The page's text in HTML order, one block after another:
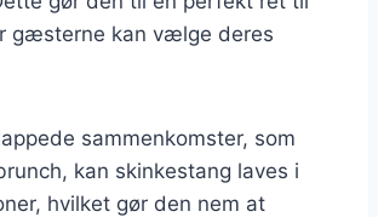
gæsterne kan vælge deres
sammenkomster, som
kan skinkestang laves i
hvilket gør den nem at